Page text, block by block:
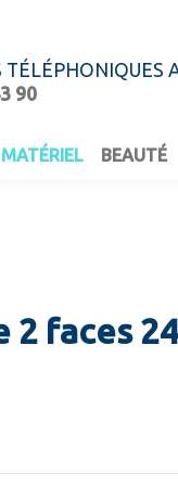
TÉLÉPHONIQUES
90
MATÉRIEL BEAUTÉ
2 faces